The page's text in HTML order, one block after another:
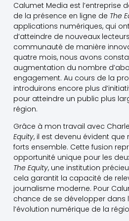
Calumet Media est l’entreprise
de la présence en ligne de The
applications numériques, qui
d’atteindre de nouveaux
communauté de manière
quatre mois, nous avons
augmentation du nombre
engagement. Au cours de la
introduirons encore plus
pour atteindre un public plus
région.
Grâce à mon travail avec
Equity, il est devenu évident
forts ensemble. Cette fusion
opportunité unique pour les
The Equity, une institution
cela garantit la capacité de
journalisme moderne. Pour
chance de se développer dans
l’évolution numérique de la